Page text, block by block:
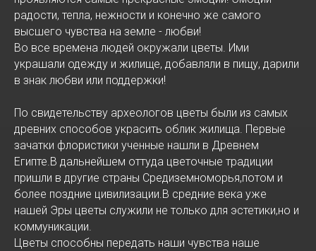
радости, тепла, нежности и конечно же самого
высшего чувства на земле - любви!
Во все времена людей окружали цветы. Ими
украшали одежду и жилище, добавляли в пищу, дарили
в знак любви или поддержки!
По свидетельству археологов цветы были из самых
древних способов украсить облик жилища. Первые
зачатки флористики ученные нашли в Древнем
Египте.В дальнейшем оттуда цветочные традиции
пришли в другие страны Средиземноморья,потом и
более поздние цивилизации.В средние века уже
нашей Эры цветы служили не только для эстетики,но и
коммуникации.
Цветы способны передать наши чувства наше